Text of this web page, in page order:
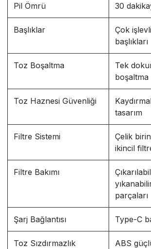
Pil Ömrü 30
Başlıklar
Çok
başlıkları
Toz Boşaltma
Tek
boşaltma
Toz Haznesi Güvenliği
tasarım
Filtre Sistemi
Çelik
ikincil
Filtre Bakımı
parçaları
Şarj Bağlantısı Type-C
Toz Sızdırmazlık ABS